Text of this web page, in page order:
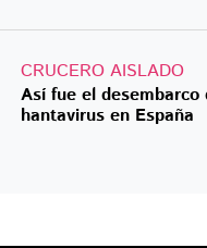
CRUCERO AISLADO
Así fue el
hantavirus en España